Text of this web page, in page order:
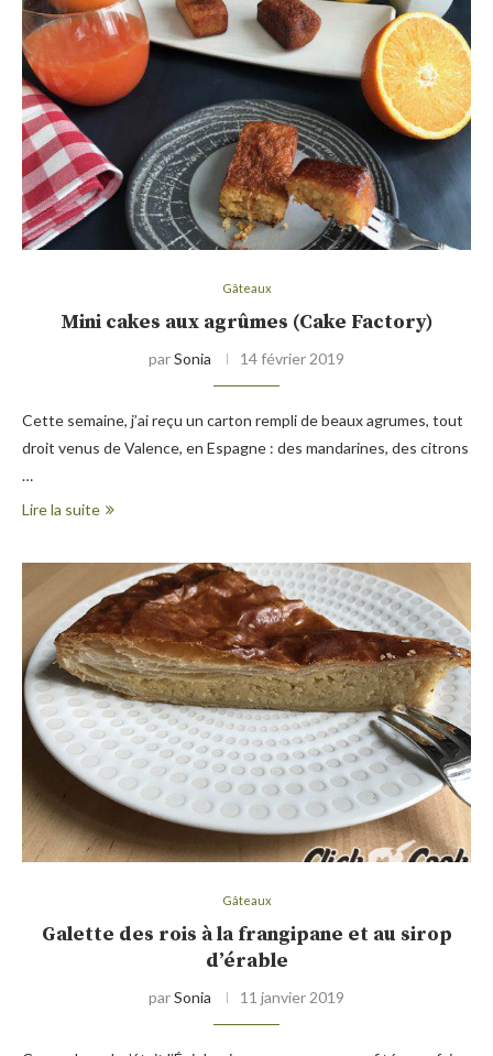
Gâteaux
Mini cakes aux agrûmes (Cake Factory)
parSonia 14 février 2019
Cette semaine, j’ai reçu un carton rempli de beaux agrumes, tout
droit venus de Valence, en Espagne : des mandarines, des citrons
…
Lire la suite
Gâteaux
Galette des rois à la frangipane et au sirop
d’érable
parSonia 11 janvier 2019